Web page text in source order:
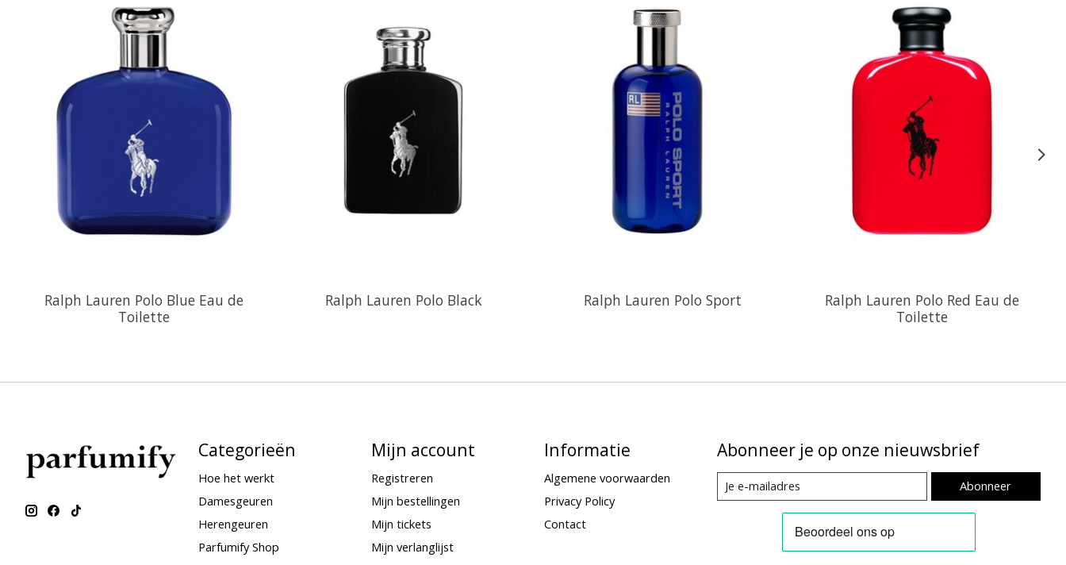
Ralph Lauren Polo Blue Eau de
Toilette
Ralph Lauren Polo Black Ralph Lauren Polo Sport
Ralph Lauren Polo Red Eau de
Toilette
Categorieën
Hoe het werkt
Damesgeuren
Herengeuren
Parfumify Shop
Mijn account
Registreren
Mijn bestellingen
Mijn tickets
Mijn verlanglijst
Informatie
Algemene voorwaarden
Privacy Policy
Contact
Abonneer je op onze nieuwsbrief
Abonneer